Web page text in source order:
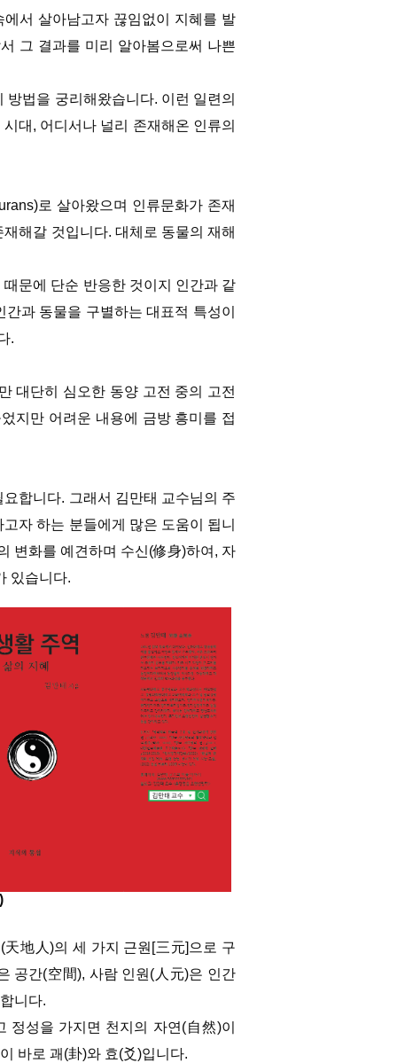
서 살아남고자 끊임없이 지혜를 발
그 결과를 미리 알아봄으로써 나쁜
법을 궁리해왔습니다. 이런 일련의
대, 어디서나 널리 존재해온 인류의
로 살아왔으며 인류문화가 존재
재해갈 것입니다. 대체로 동물의 재해
문에 단순 반응한 것이지 인간과 같
과 동물을 구별하는 대표적 특성이
.
대단히 심오한 동양 고전 중의 고전
지만 어려운 내용에 금방 흥미를 접
합니다. 그래서 김만태 교수님의 주
자 하는 분들에게 많은 도움이 됩니
변화를 예견하며 수신(修身)하여, 자
있습니다.
地人)의 세 가지 근원[三元]으로 구
공간(空間), 사람 인원(人元)은 인간
니다.
정성을 가지면 천지의 자연(自然)이
바로 괘(卦)와 효(爻)입니다.